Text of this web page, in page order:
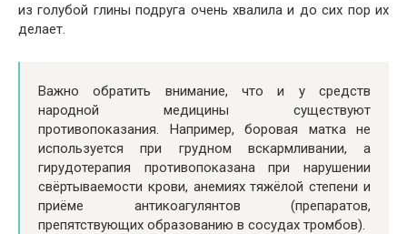
из голубой глины подруга очень хвалила и до сих пор их
делает.
Важно обратить внимание, что и у средств
народной медицины существуют
противопоказания. Например, боровая матка не
используется при грудном вскармливании, а
гирудотерапия противопоказана при нарушении
свёртываемости крови, анемиях тяжёлой степени и
приёме антикоагулянтов (препаратов,
препятствующих образованию в сосудах тромбов).